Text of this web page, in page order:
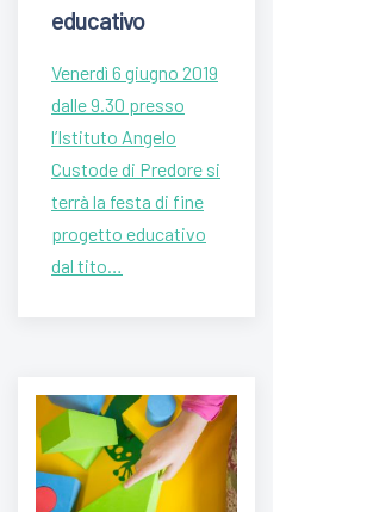
educativo
Venerdì 6 giugno 2019
dalle 9.30 presso
l’Istituto Angelo
Custode di Predore si
terrà la festa di fine
progetto educativo
dal tito…